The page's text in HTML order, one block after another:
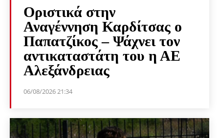
Οριστικά στην
Αναγέννηση Καρδίτσας ο
Παπατζίκος – Ψάχνει τον
αντικαταστάτη του η ΑΕ
Αλεξάνδρειας
06/08/2026 21:34